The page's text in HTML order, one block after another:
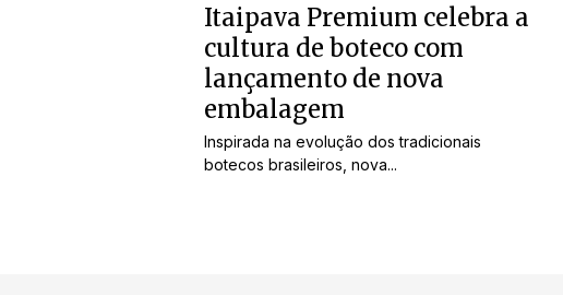
Itaipava Premium celebra a
cultura de boteco com
lançamento de nova
embalagem
Inspirada na evolução dos tradicionais
botecos brasileiros, nova...